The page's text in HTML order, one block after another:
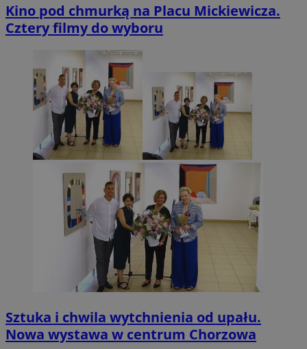
Kino pod chmurką na Placu Mickiewicza.
Cztery filmy do wyboru
Sztuka i chwila wytchnienia od upału.
Nowa wystawa w centrum Chorzowa